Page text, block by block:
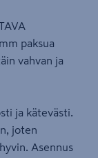
paksua
vahvan ja
ja kätevästi.
joten
Asennus